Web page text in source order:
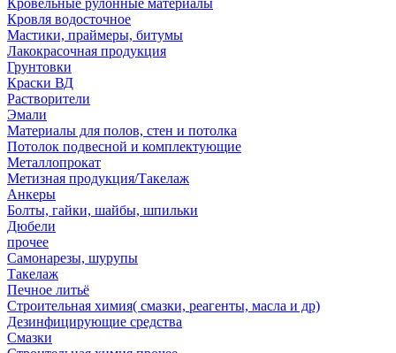
Кровельные рулонные материалы
Кровля водосточное
Мастики, праймеры, битумы
Лакокрасочная продукция
Грунтовки
Краски ВД
Растворители
Эмали
Материалы для полов, стен и потолка
Потолок подвесной и комплектующие
Металлопрокат
Метизная продукция/Такелаж
Анкеры
Болты, гайки, шайбы, шпильки
Дюбели
прочее
Самонарезы, шурупы
Такелаж
Печное литьё
Строительная химия( смазки, реагенты, масла и др)
Дезинфицирующие средства
Смазки